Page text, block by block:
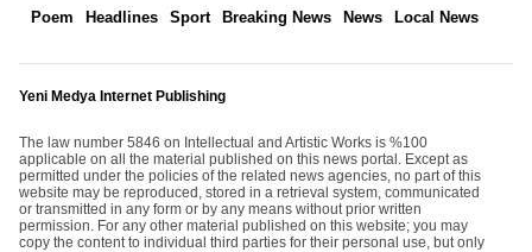
Poem Headlines Sport Breaking News News Local News
Yeni Medya Internet Publishing
The law number 5846 on Intellectual and Artistic Works is %100
applicable on all the material published on this news portal. Except as
permitted under the policies of the related news agencies, no part of this
website may be reproduced, stored in a retrieval system, communicated
or transmitted in any form or by any means without prior written
permission. For any other material published on this website; you may
copy the content to individual third parties for their personal use, but only